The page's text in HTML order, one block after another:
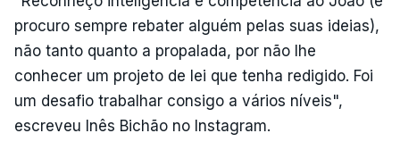
procuro sempre rebater alguém pelas suas ideias),
não tanto quanto a propalada, por não lhe
conhecer um projeto de lei que tenha redigido. Foi
um desafio trabalhar consigo a vários níveis",
escreveu Inês Bichão no Instagram.